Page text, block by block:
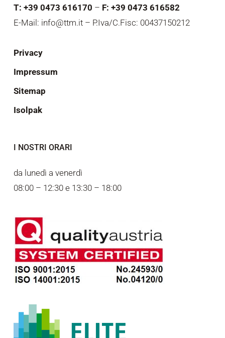
T: +39 0473 616170 – F: +39 0473 616582
E-Mail: info@ttm.it – P.Iva/C.Fisc: 00437150212
Privacy
Impressum
Sitemap
Isolpak
I NOSTRI ORARI
da lunedì a venerdì
08:00 – 12:30 e 13:30 – 18:00